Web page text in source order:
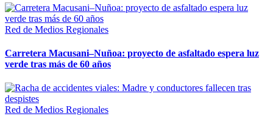
Red de Medios Regionales
Carretera Macusani–Nuñoa: proyecto de asfaltado espera luz
verde tras más de 60 años
Red de Medios Regionales